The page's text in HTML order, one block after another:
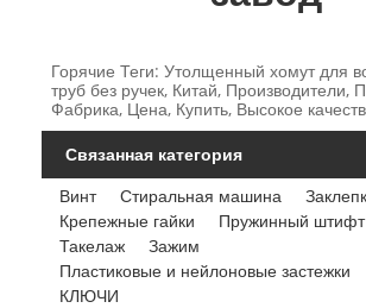
Горячие Теги: Утолщенный хомут для
труб без ручек, Китай, Производители,
Фабрика, Цена, Купить, Высокое
Связанная категория
Винт
Стиральная машина
Крепежные гайки
Пружинный штифт
Такелаж
Зажим
Пластиковые и нейлоновые застежки
КЛЮЧИ